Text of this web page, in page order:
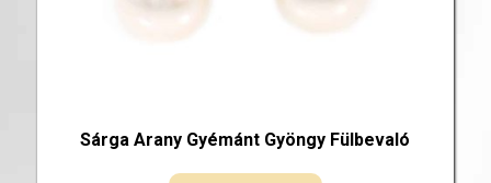
Sárga Arany Gyémánt Gyöngy Fülbevaló